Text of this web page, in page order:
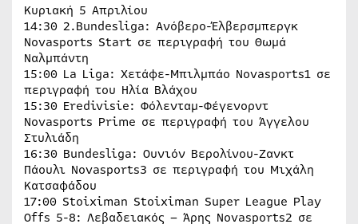
Κυριακή 5 Απριλίου
14:30 2.Bundesliga: Ανόβερο-Έλβερσμπεργκ
Novasports Start σε περιγραφή του Θωμά
Ναλμπάντη
15:00 La Liga: Χετάφε-Μπιλμπάο Novasports1 σε
περιγραφή του Ηλία Βλάχου
15:30 Eredivisie: Φόλενταμ-Φέγενορντ
Novasports Prime σε περιγραφή του Άγγελου
Στυλιάδη
16:30 Bundesliga: Ουνιόν Βερολίνου-Ζανκτ
Πάουλι Novasports3 σε περιγραφή του Μιχάλη
Κατσαφάδου
17:00 Stoiximan Stoiximan Super League Play
Offs 5-8: Λεβαδειακός – Άρης Novasports2 σε